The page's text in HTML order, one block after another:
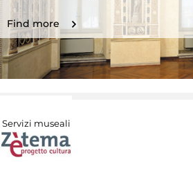
Find more
Servizi museali